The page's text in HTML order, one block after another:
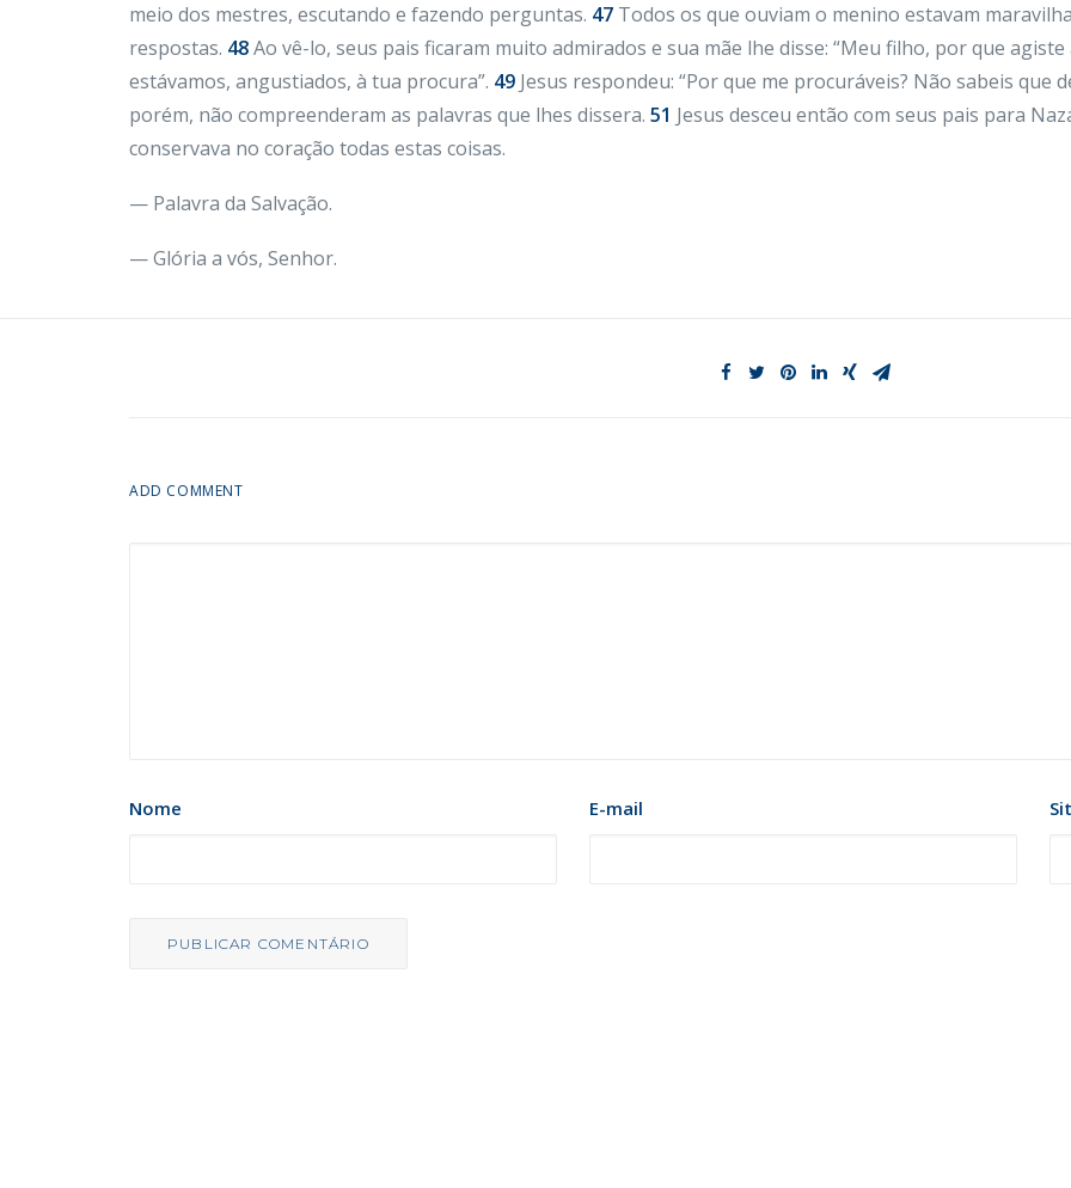
meio dos mestres, escutando e fazendo perguntas. 47 Todos os que ouviam o menino estavam
respostas. 48Ao vê-lo, seus pais ficaram muito admirados e sua mãe lhe disse: “Meu filho, por que
estávamos, angustiados, à tua procura”. 49 Jesus respondeu: “Por que me procuráveis? Não sabeis que
porém, não compreenderam as palavras que lhes dissera. 51 Jesus desceu então com seus pais para
conservava no coração todas estas coisas.
— Palavra da Salvação.
— Glória a vós, Senhor.
ADD COMMENT
Nome E-mail